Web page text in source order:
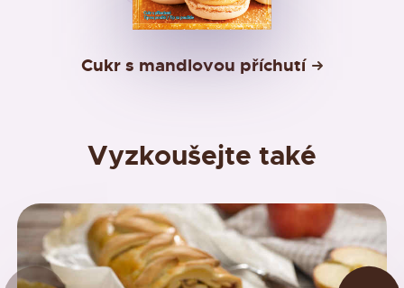
Cukr s mandlovou příchutí
Vyzkoušejte také